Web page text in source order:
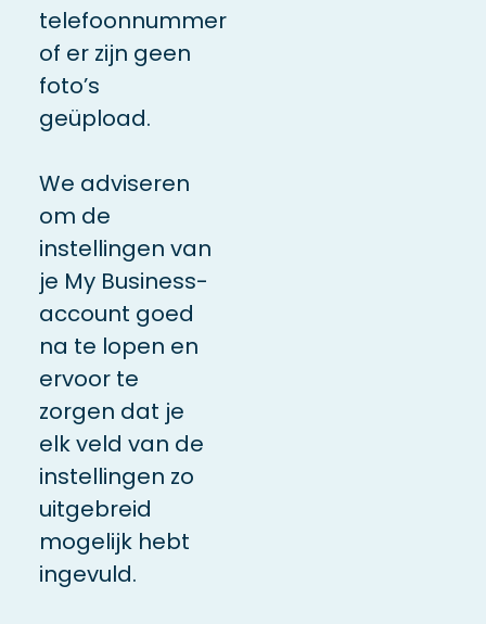
telefoonnummer
of er zijn geen
foto’s
geüpload.
We adviseren
om de
instellingen van
je My Business-
account goed
na te lopen en
ervoor te
zorgen dat je
elk veld van de
instellingen zo
uitgebreid
mogelijk hebt
ingevuld.